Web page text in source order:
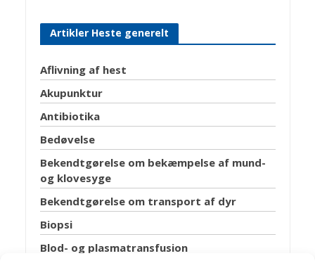
Artikler Heste generelt
Aflivning af hest
Akupunktur
Antibiotika
Bedøvelse
Bekendtgørelse om bekæmpelse af mund-
og klovesyge
Bekendtgørelse om transport af dyr
Biopsi
Blod- og plasmatransfusion